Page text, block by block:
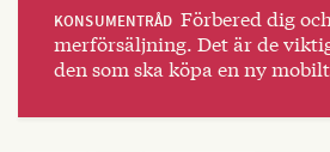
KONSUMENTRÅD Förbered dig
merförsäljning. Det är de
den som ska köpa en ny